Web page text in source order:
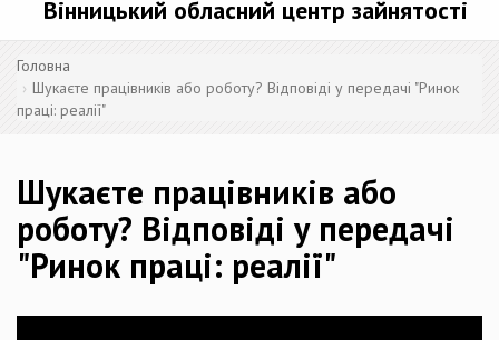
Вінницький обласний центр зайнятості
Головна
Шукаєте працівників або роботу? Відповіді у передачі "Ринок
праці: реалії"
Шукаєте працівників або
роботу? Відповіді у передачі
"Ринок праці: реалії"